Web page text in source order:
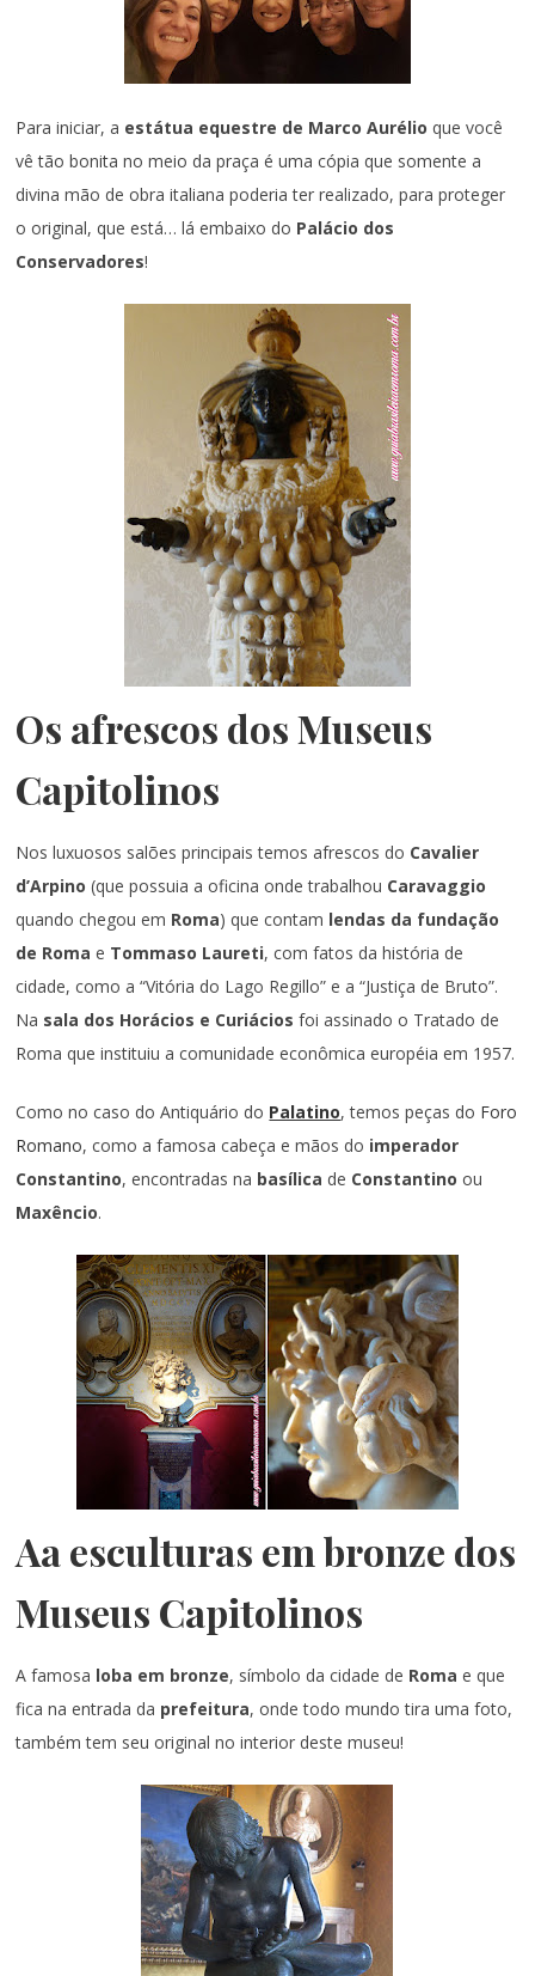
Para iniciar, a estátua equestre de Marco Aurélio que você
vê tão bonita no meio da praça é uma cópia que somente a
divina mão de obra italiana poderia ter realizado, para proteger
o original, que está… lá embaixo do Palácio dos
Conservadores!
Os afrescos dos Museus
Capitolinos
Nos luxuosos salões principais temos afrescos do Cavalier
d’Arpino (que possuia a oficina onde trabalhou Caravaggio
quando chegou em Roma) que contam lendas da fundação
de Romae Tommaso Laureti, com fatos da história de
cidade, como a “Vitória do Lago Regillo” e a “Justiça de Bruto”.
Na sala dos Horácios e Curiácios foi assinado o Tratado de
Roma que instituiu a comunidade econômica européia em 1957.
Como no caso do Antiquário do Palatino, temos peças do Foro
Romano, como a famosa cabeça e mãos do imperador
Constantino, encontradas na basílica de Constantinoou
Maxêncio.
Aa esculturas em bronze dos
Museus Capitolinos
A famosa loba em bronze, símbolo da cidade de Roma e que
fica na entrada da prefeitura, onde todo mundo tira uma foto,
também tem seu original no interior deste museu!